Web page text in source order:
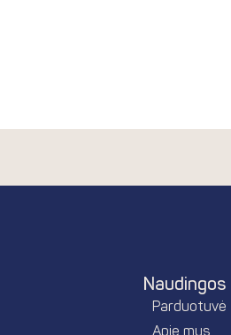
Parduotuvė